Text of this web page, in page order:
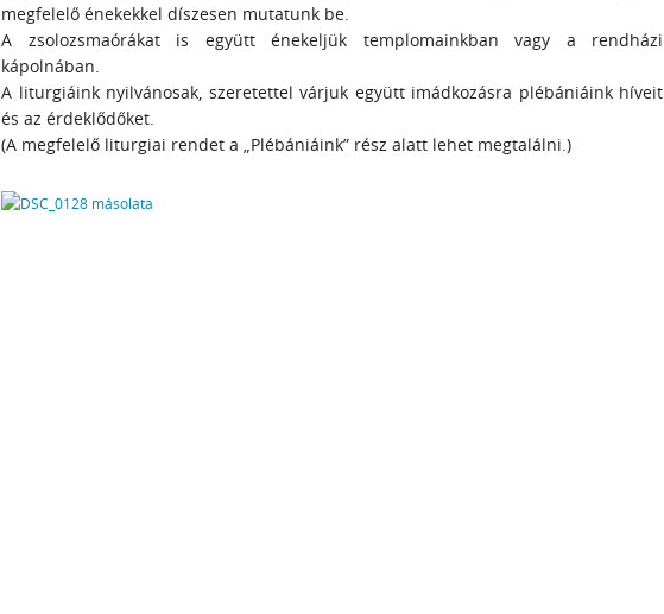
megfelelő énekekkel díszesen mutatunk be.
A zsolozsmaórákat is együtt énekeljük templomainkban vagy a rendházi
kápolnában.
A liturgiáink nyilvánosak, szeretettel várjuk együtt imádkozásra plébániáink híveit
és az érdeklődőket.
(A megfelelő liturgiai rendet a „Plébániáink” rész alatt lehet megtalálni.)